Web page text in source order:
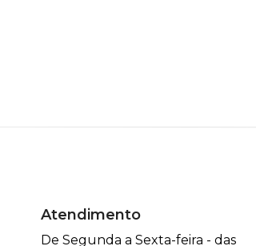
Atendimento
De Segunda a Sexta-feira - das